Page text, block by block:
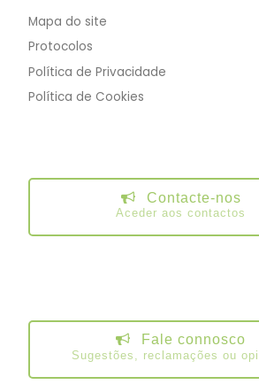
Mapa do site
Protocolos
Política de Privacidade
Política de Cookies
Contacte-nos
Aceder aos contactos
Fale connosco
Sugestões, reclamações ou